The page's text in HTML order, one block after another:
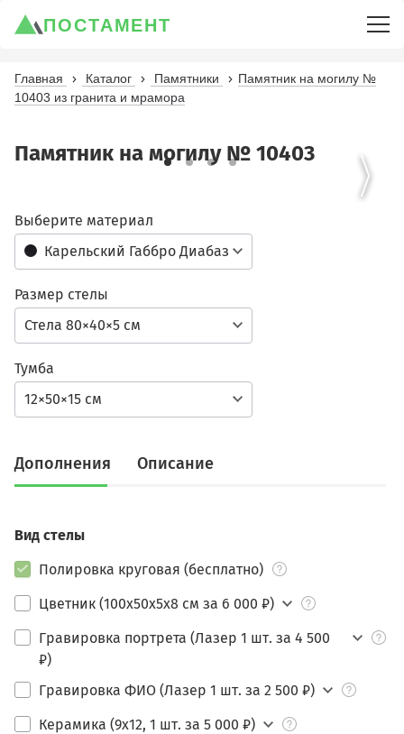
ПОСТАМЕНТ
Главная Каталог Памятники
Памятник на могилу №
10403 из гранита и мрамора
Памятник на могилу № 10403
Карельский Габбро Диабаз
Выберите материал
Стела 80×40×5 см
Размер стелы
12×50×15 см
Тумба
Дополнения Описание
Вид стелы
Полировка круговая (бесплатно)
Цветник (100х50х5х8 см за 6 000 ₽)
Гравировка портрета (Лазер 1 шт. за 4 500
₽)
Гравировка ФИО (Лазер 1 шт. за 2 500 ₽)
Керамика (9х12, 1 шт. за 5 000 ₽)